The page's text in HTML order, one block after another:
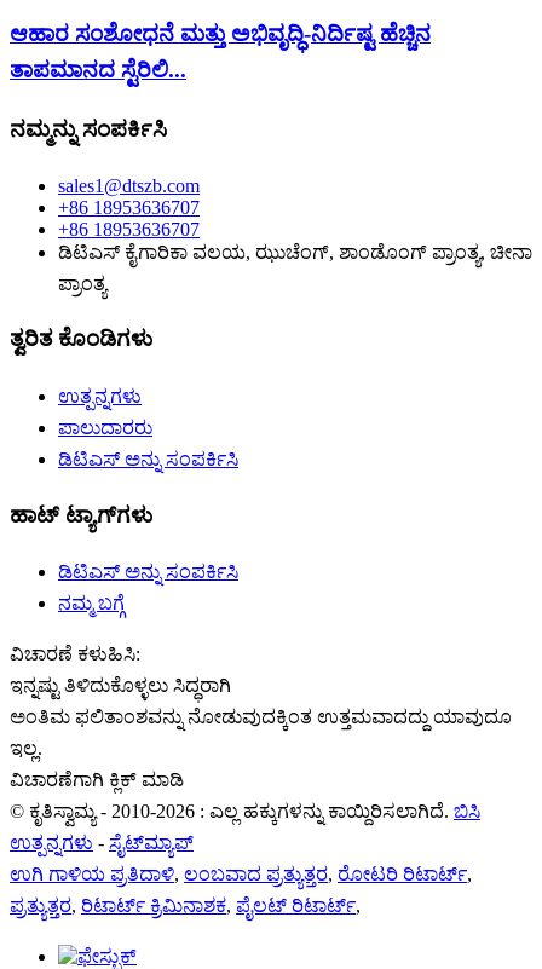
ಆಹಾರ ಸಂಶೋಧನೆ ಮತ್ತು ಅಭಿವೃದ್ಧಿ-ನಿರ್ದಿಷ್ಟ ಹೆಚ್ಚಿನ
ತಾಪಮಾನದ ಸ್ಟೆರಿಲಿ...
ನಮ್ಮನ್ನು ಸಂಪರ್ಕಿಸಿ
sales1@dtszb.com
+86 18953636707
+86 18953636707
ಡಿಟಿಎಸ್ ಕೈಗಾರಿಕಾ ವಲಯ, ಝುಚೆಂಗ್, ಶಾಂಡೊಂಗ್ ಪ್ರಾಂತ್ಯ, ಚೀನಾ
ಪ್ರಾಂತ್ಯ
ತ್ವರಿತ ಕೊಂಡಿಗಳು
ಉತ್ಪನ್ನಗಳು
ಪಾಲುದಾರರು
ಡಿಟಿಎಸ್ ಅನ್ನು ಸಂಪರ್ಕಿಸಿ
ಹಾಟ್ ಟ್ಯಾಗ್‌ಗಳು
ಡಿಟಿಎಸ್ ಅನ್ನು ಸಂಪರ್ಕಿಸಿ
ನಮ್ಮ ಬಗ್ಗೆ
ವಿಚಾರಣೆ ಕಳುಹಿಸಿ:
ಇನ್ನಷ್ಟು ತಿಳಿದುಕೊಳ್ಳಲು ಸಿದ್ಧರಾಗಿ
ಅಂತಿಮ ಫಲಿತಾಂಶವನ್ನು ನೋಡುವುದಕ್ಕಿಂತ ಉತ್ತಮವಾದದ್ದು ಯಾವುದೂ
ಇಲ್ಲ.
ವಿಚಾರಣೆಗಾಗಿ ಕ್ಲಿಕ್ ಮಾಡಿ
© ಕೃತಿಸ್ವಾಮ್ಯ - 2010-2026 : ಎಲ್ಲ ಹಕ್ಕುಗಳನ್ನು ಕಾಯ್ದಿರಿಸಲಾಗಿದೆ. ಬಿಸಿ
ಉತ್ಪನ್ನಗಳು - ಸೈಟ್‌ಮ್ಯಾಪ್
ಉಗಿ ಗಾಳಿಯ ಪ್ರತಿದಾಳಿ, ಲಂಬವಾದ ಪ್ರತ್ಯುತ್ತರ, ರೋಟರಿ ರಿಟಾರ್ಟ್,
ಪ್ರತ್ಯುತ್ತರ, ರಿಟಾರ್ಟ್ ಕ್ರಿಮಿನಾಶಕ, ಪೈಲಟ್ ರಿಟಾರ್ಟ್,